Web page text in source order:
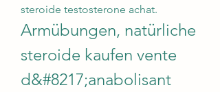
steroide testosterone achat.
Armübungen, natürliche
steroide kaufen vente
d&#8217;anabolisant